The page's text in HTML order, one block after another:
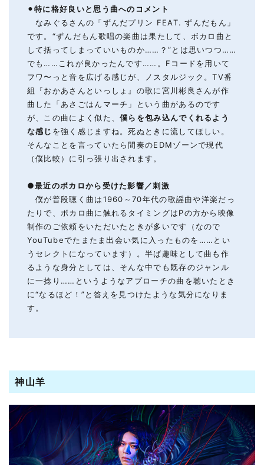
⚫︎特に格好良いと思う 曲へのコメント
なみぐるさんの「ずんだプリン FEAT. ずんだもん」
です。“ずんだもん歌唱の楽曲は果たして、ボカロ曲と
して括ってしまっていいものか……？”とは思いつつ……
でも……これが良かったんです……。Fコードを用いて
フワ〜っと音を広げる感じが、ノスタルジック。TV番
組『おかあさんといっしょ』の歌に宮川彬良さんが作
曲した「あさごはんマーチ」という曲があるのです
が、この曲によく似た、僕らを包み込んでくれるよう
な感じ を強く感じますね。死ぬときに流してほしい。
そんなことを言っていたら間奏のEDMゾーンで現代
（僕比較）に引っ張り出されます。
●最近のボカロから受けた影響 ／刺激
僕が普段聴く曲は1960～70年代の歌謡曲や洋楽だっ
たりで、ボカロ曲に触れるタイミングはPの方から映像
制作のご依頼をいただいたときが多いです（なので
YouTubeでたまたま出会い気に入ったものを……とい
うセレクトになっています）。半ば趣味として曲も作
るような身分としては、そんな中でも既存のジャンル
に一捻り……というようなアプローチの曲を聴いたとき
に“なるほど！”と答えを見つけたような気分になりま
す。
神山羊